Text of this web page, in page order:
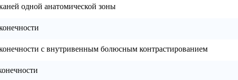
одной анатомической зоны
с внутривенным болюсным контрастированием